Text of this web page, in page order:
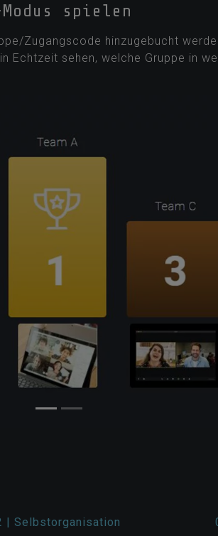
spielen
Zugangscode hinzugebucht
Echtzeit sehen, welche Gruppe in